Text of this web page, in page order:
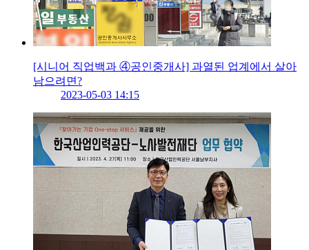
[시니어 직업백과 ④공인중개사] 과열된 업계에서 살아
남으려면?
2023-05-03 14:15